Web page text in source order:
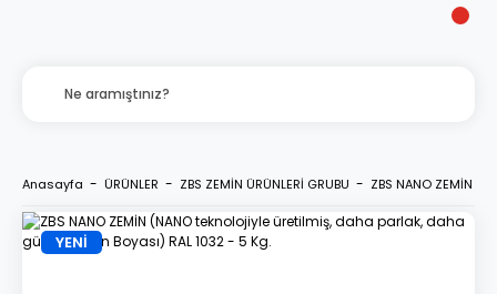
Anasayfa ÜRÜNLER ZBS ZEMİN ÜRÜNLERİ GRUBU ZBS NANO ZEMİN
YENİ